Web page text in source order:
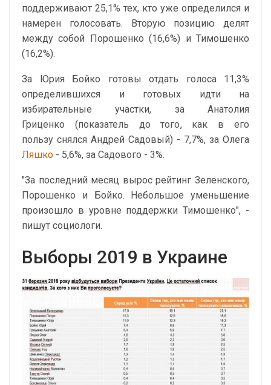
поддерживают 25,1% тех, кто уже определился и
намерен голосовать. Вторую позицию делят
между собой Порошенко (16,6%) и Тимошенко
(16,2%).
За Юрия Бойко готовы отдать голоса 11,3%
определившихся и готовых идти на
избирательные участки, за Анатолия
Гриценко (показатель до того, как в его
пользу снялся Андрей Садовый) - 7,7%, за Олега
Ляшко - 5,6%, за Садового - 3%.
"За последний месяц вырос рейтинг Зеленского,
Порошенко и Бойко. Небольшое уменьшение
произошло в уровне поддержки Тимошенко", -
пишут социологи.
Выборы 2019 в Украине